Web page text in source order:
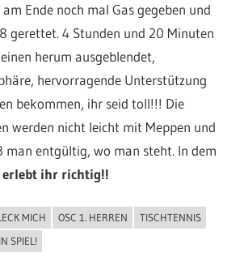
Ende noch mal Gas gegeben und
gerettet. 4 Stunden und 20 Minuten
herum ausgeblendet,
hervorragende Unterstützung
bekommen, ihr seid toll!!! Die
werden nicht leicht mit Meppen und
man entgültig, wo man steht. In dem
erlebt ihr richtig!!
MICH OSC 1. HERREN
TISCHTENNIS
SPIEL!